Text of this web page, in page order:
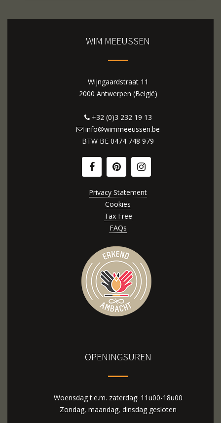
WIM MEEUSSEN
Wijngaardstraat 11
2000 Antwerpen (België)
+32 (0)3 232 19 13
info@wimmeeussen.be
BTW BE 0474 748 979
Privacy Statement
Cookies
Tax Free
FAQs
OPENINGSUREN
Woensdag t.e.m. zaterdag: 11u00-18u00
Zondag, maandag, dinsdag gesloten